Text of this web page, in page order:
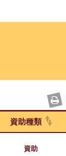
資助種類
資助